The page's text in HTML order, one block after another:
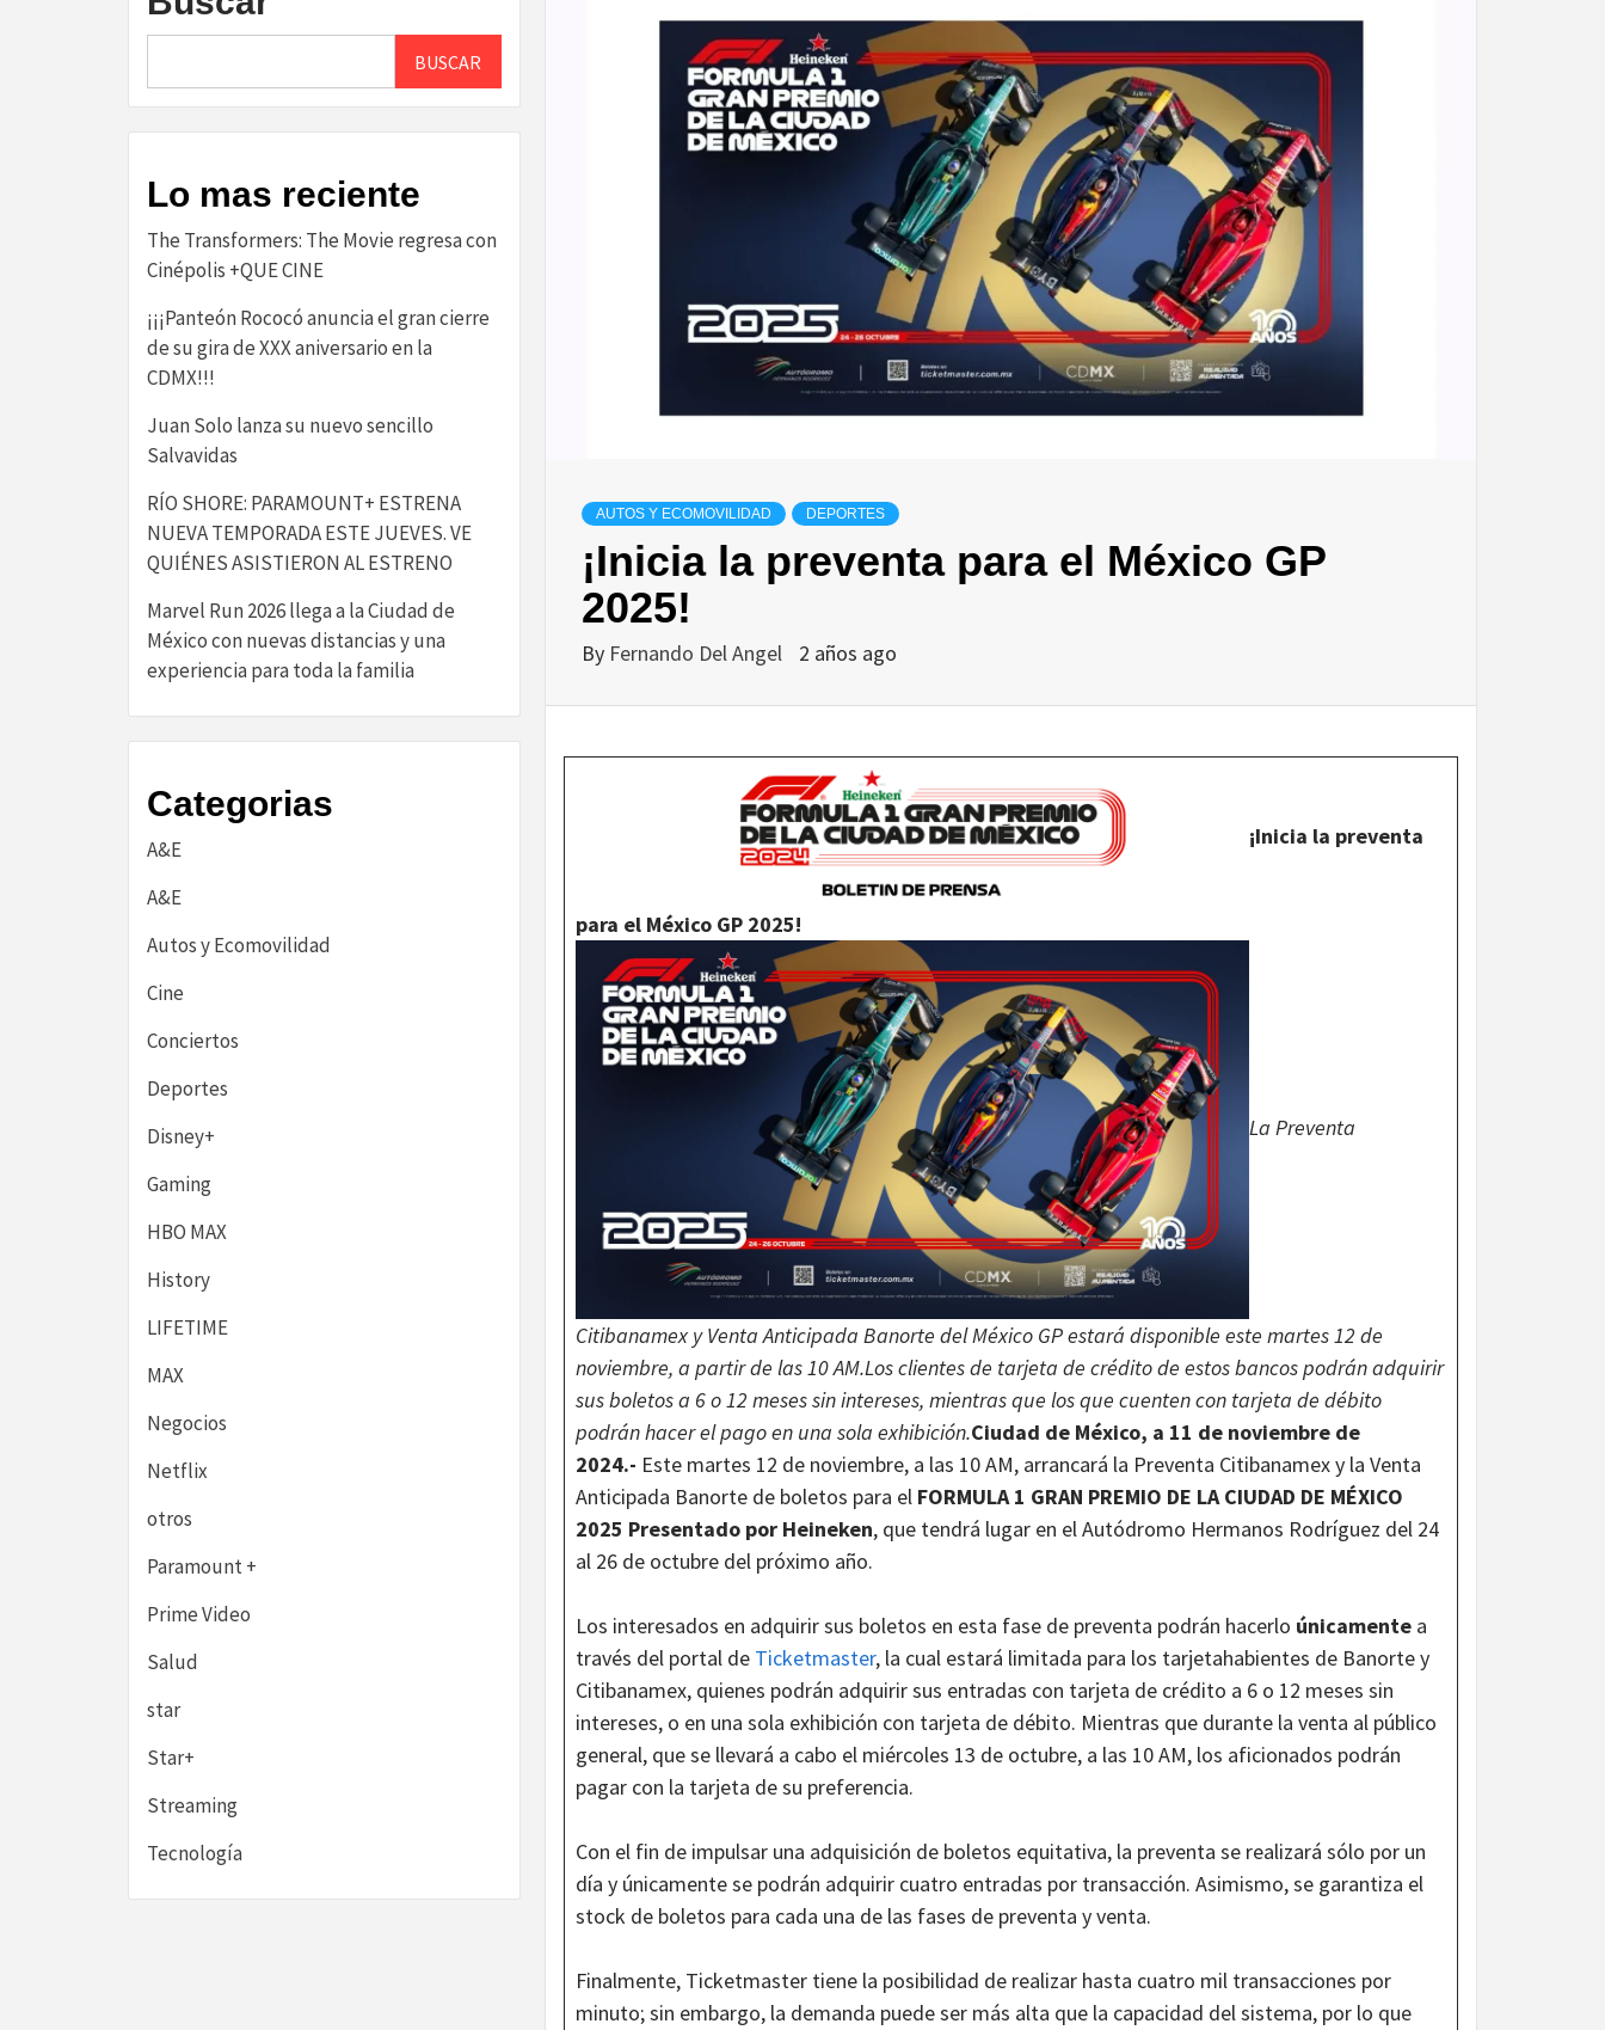
AUTOS Y ECOMOVILIDAD DEPORTES
¡Inicia la preventa para el México GP
2025!
By Fernando Del Angel 2 años ago
¡Inicia la preventa
para el México GP 2025!
La Preventa
Citibanamex y Venta Anticipada Banorte del México GP estará disponible este martes 12 de
noviembre, a partir de las 10 AM.Los clientes de tarjeta de crédito de estos bancos podrán adquirir
sus boletos a 6 o 12 meses sin intereses, mientras que los que cuenten con tarjeta de débito
podrán hacer el pago en una sola exhibición.Ciudad de México, a 11 de noviembre de
2024.- Este martes 12 de noviembre, a las 10 AM, arrancará la Preventa Citibanamex y la Venta
Anticipada Banorte de boletos para el FORMULA 1 GRAN PREMIO DE LA CIUDAD DE MÉXICO
2025 Presentado por Heineken, que tendrá lugar en el Autódromo Hermanos Rodríguez del 24
al 26 de octubre del próximo año.
Los interesados en adquirir sus boletos en esta fase de preventa podrán hacerlo únicamente a
través del portal de Ticketmaster, la cual estará limitada para los tarjetahabientes de Banorte y
Citibanamex, quienes podrán adquirir sus entradas con tarjeta de crédito a 6 o 12 meses sin
intereses, o en una sola exhibición con tarjeta de débito. Mientras que durante la venta al público
general, que se llevará a cabo el miércoles 13 de octubre, a las 10 AM, los aficionados podrán
pagar con la tarjeta de su preferencia.
Con el fin de impulsar una adquisición de boletos equitativa, la preventa se realizará sólo por un
día y únicamente se podrán adquirir cuatro entradas por transacción. Asimismo, se garantiza el
stock de boletos para cada una de las fases de preventa y venta.
Finalmente, Ticketmaster tiene la posibilidad de realizar hasta cuatro mil transacciones por
minuto; sin embargo, la demanda puede ser más alta que la capacidad del sistema, por lo que
BUSCAR
Lo mas reciente
The Transformers: The Movie regresa con
Cinépolis +QUE CINE
¡¡¡Panteón Rococó anuncia el gran cierre
de su gira de XXX aniversario en la
CDMX!!!
Juan Solo lanza su nuevo sencillo
Salvavidas
RÍO SHORE: PARAMOUNT+ ESTRENA
NUEVA TEMPORADA ESTE JUEVES. VE
QUIÉNES ASISTIERON AL ESTRENO
Marvel Run 2026 llega a la Ciudad de
México con nuevas distancias y una
experiencia para toda la familia
Categorias
A&E
A&E
Autos y Ecomovilidad
Cine
Conciertos
Deportes
Disney+
Gaming
HBO MAX
History
LIFETIME
MAX
Negocios
Netflix
otros
Paramount +
Prime Video
Salud
star
Star+
Streaming
Tecnología